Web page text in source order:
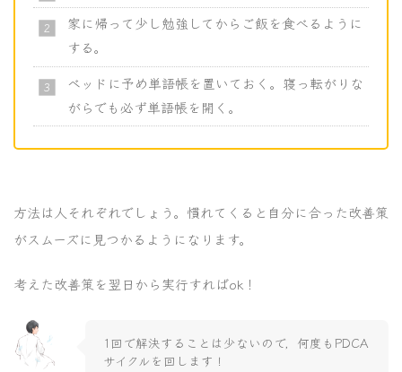
家に帰って少し勉強してからご飯を食べるように
する。
ベッドに予め単語帳を置いておく。寝っ転がりな
がらでも必ず単語帳を開く。
方法は人それぞれでしょう。慣れてくると自分に合った改善策
がスムーズに見つかるようになります。
考えた改善策を翌日から実行すればok！
1回で解決することは少ないので，何度もPDCA
サイクルを回します！